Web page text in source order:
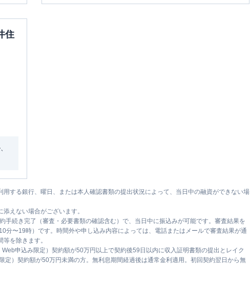
住
する銀行、曜日、または本人確認書類の提出状況によって、当日中の融資ができない場
えない場合がございます。
手続き完了（審査・必要書類の確認含む）で、当日中に振込みが可能です。審査結果を
〜19時）です。時間外や申し込み内容によっては、電話またはメールで審査結果が通
を除きます。
申込み限定）契約額が50万円以上で契約後59日以内に収入証明書類の提出とレイク
）契約額が50万円未満の方。無利息期間経過後は通常金利適用。初回契約翌日から無